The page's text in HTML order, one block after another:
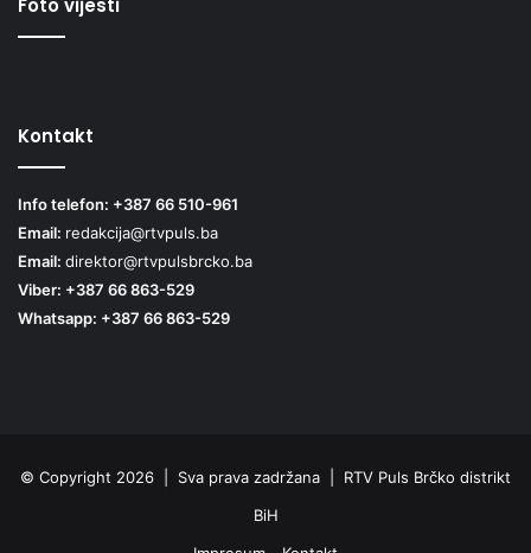
Foto vijesti
Kontakt
Info telefon: +387 66 510-961
Email: redakcija@rtvpuls.ba
Email: direktor@rtvpulsbrcko.ba
Viber: +387 66 863-529
Whatsapp: +387 66 863-529
© Copyright 2026 | Sva prava zadržana | RTV Puls Brčko distrikt
BiH